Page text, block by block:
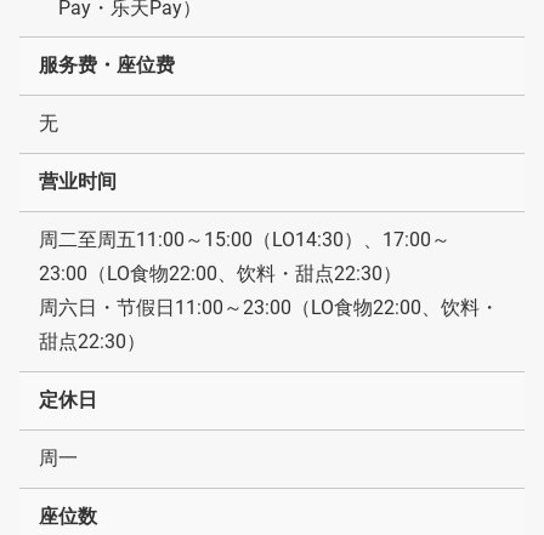
Pay・乐天Pay）
服务费・座位费
无
营业时间
周二至周五11:00～15:00（LO14:30）、17:00～
23:00（LO食物22:00、饮料・甜点22:30）
周六日・节假日11:00～23:00（LO食物22:00、饮料・
甜点22:30）
定休日
周一
座位数